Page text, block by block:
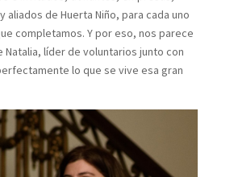
aliados de Huerta Niño, para cada uno
completamos. Y por eso, nos parece
Natalia, líder de voluntarios junto con
lo que se vive esa gran